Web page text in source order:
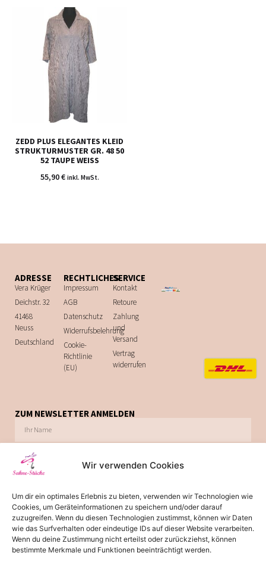
Wir verwenden Cookies
Um dir ein optimales Erlebnis zu bieten, verwenden wir Technologien wie
Cookies, um Geräteinformationen zu speichern und/oder darauf
zuzugreifen. Wenn du diesen Technologien zustimmst, können wir Daten
wie das Surfverhalten oder eindeutige IDs auf dieser Website verarbeiten.
Wenn du deine Zustimmung nicht erteilst oder zurückziehst, können
bestimmte Merkmale und Funktionen beeinträchtigt werden.
ZEDD PLUS ELEGANTES KLEID
STRUKTURMUSTER GR. 48 50
52 TAUPE WEISS
55,90€ inkl. MwSt.
ADRESSE
Vera Krüger
Deichstr. 32
41468
Neuss
Deutschland
RECHTLICHES
Impressum
AGB
Datenschutz
Widerrufsbelehrung
Cookie-
Richtlinie
(EU)
SERVICE
Kontakt
Retoure
Zahlung
und
Versand
Vertrag
widerrufen
ZUM NEWSLETTER ANMELDEN
Angebote per E-Mail informiert werden. Diese Einwilligung kann jederzeit via E-Mail
widerrufen werden.
JETZT ABONNIEREN